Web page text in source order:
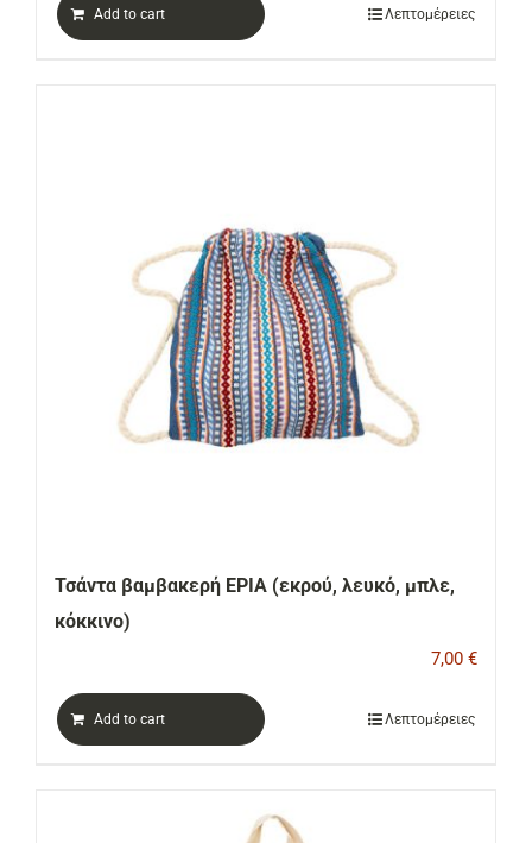
Add to cart Λεπτομέρειες
Τσάντα βαμβακερή ΕΡΙΑ (εκρού, λευκό, μπλε,
κόκκινο)
7,00 €
Add to cart Λεπτομέρειες